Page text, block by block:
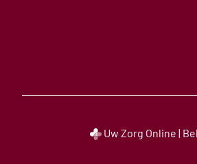
Uw Zorg Online |